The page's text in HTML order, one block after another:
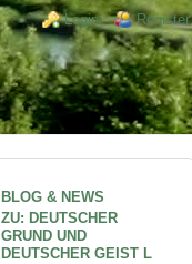
Login links
Login Register
BLOG & NEWS
ZU: DEUTSCHER
GRUND UND
DEUTSCHER GEIST L